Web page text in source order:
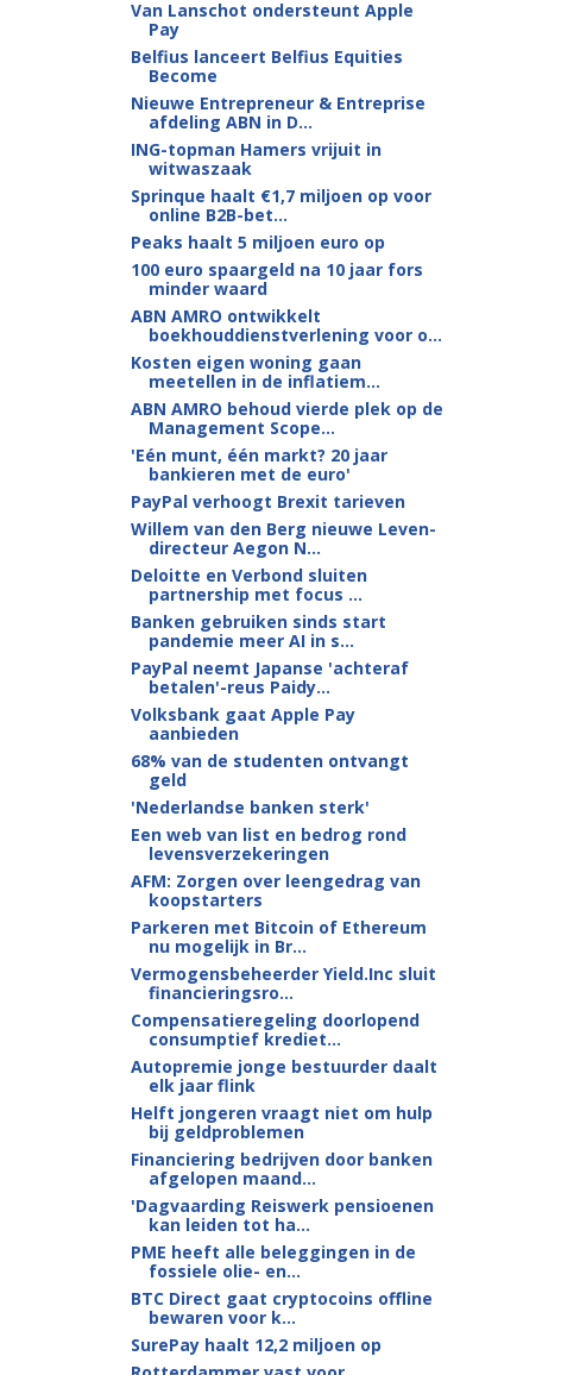
Van Lanschot ondersteunt Apple
Pay
Belfius lanceert Belfius Equities
Become
Nieuwe Entrepreneur & Entreprise
afdeling ABN in D...
ING-topman Hamers vrijuit in
witwaszaak
Sprinque haalt €1,7 miljoen op voor
online B2B-bet...
Peaks haalt 5 miljoen euro op
100 euro spaargeld na 10 jaar fors
minder waard
ABN AMRO ontwikkelt
boekhouddienstverlening voor o...
Kosten eigen woning gaan
meetellen in de inflatiem...
ABN AMRO behoud vierde plek op de
Management Scope...
'Eén munt, één markt? 20 jaar
bankieren met de euro'
PayPal verhoogt Brexit tarieven
Willem van den Berg nieuwe Leven-
directeur Aegon N...
Deloitte en Verbond sluiten
partnership met focus ...
Banken gebruiken sinds start
pandemie meer AI in s...
PayPal neemt Japanse 'achteraf
betalen'-reus Paidy...
Volksbank gaat Apple Pay
aanbieden
68% van de studenten ontvangt
geld
'Nederlandse banken sterk'
Een web van list en bedrog rond
levensverzekeringen
AFM: Zorgen over leengedrag van
koopstarters
Parkeren met Bitcoin of Ethereum
nu mogelijk in Br...
Vermogensbeheerder Yield.Inc sluit
financieringsro...
Compensatieregeling doorlopend
consumptief krediet...
Autopremie jonge bestuurder daalt
elk jaar flink
Helft jongeren vraagt niet om hulp
bij geldproblemen
Financiering bedrijven door banken
afgelopen maand...
'Dagvaarding Reiswerk pensioenen
kan leiden tot ha...
PME heeft alle beleggingen in de
fossiele olie- en...
BTC Direct gaat cryptocoins offline
bewaren voor k...
SurePay haalt 12,2 miljoen op